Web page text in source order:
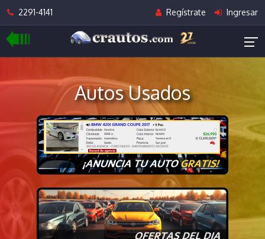
2291-4141 Regístrate Ingresar
Autos Usados